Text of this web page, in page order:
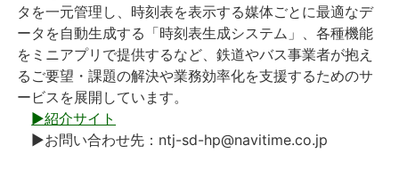
タを一元管理し、時刻表を表示する媒体ごとに最適なデ
ータを自動生成する「時刻表生成システム」、各種機能
をミニアプリで提供するなど、鉄道やバス事業者が抱え
るご要望・課題の解決や業務効率化を支援するためのサ
ービスを展開しています。
▶紹介サイト
▶お問い合わせ先：ntj-sd-hp@navitime.co.jp